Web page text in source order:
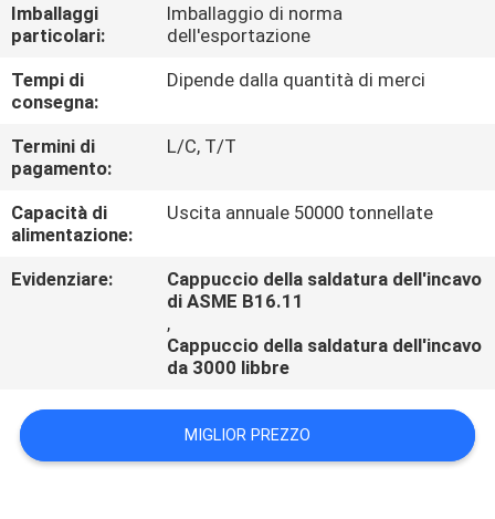
CONTATTICI
NOTIZIE
CASI
Imballaggi
particolari:
Imballaggio di norma
dell'esportazione
Tempi di
consegna:
Dipende dalla quantità di merci
Termini di
pagamento:
L/C, T/T
Capacità di
alimentazione:
Uscita annuale 50000 tonnellate
Evidenziare:
Cappuccio della saldatura dell'incavo
di ASME B16.11
,
Cappuccio della saldatura dell'incavo
da 3000 libbre
MIGLIOR PREZZO